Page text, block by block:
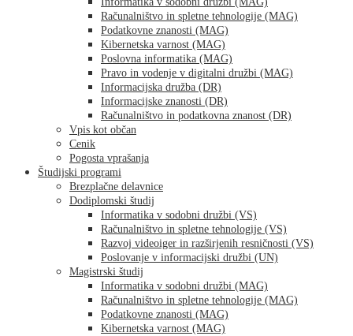
Računalništvo in spletne tehnologije (MAG)
Podatkovne znanosti (MAG)
Kibernetska varnost (MAG)
Poslovna informatika (MAG)
Pravo in vodenje v digitalni družbi (MAG)
Informacijska družba (DR)
Informacijske znanosti (DR)
Računalništvo in podatkovna znanost (DR)
Vpis kot občan
Cenik
Pogosta vprašanja
Študijski programi
Brezplačne delavnice
Dodiplomski študij
Informatika v sodobni družbi (VS)
Računalništvo in spletne tehnologije (VS)
Razvoj videoiger in razširjenih resničnosti (VS)
Poslovanje v informacijski družbi (UN)
Magistrski študij
Informatika v sodobni družbi (MAG)
Računalništvo in spletne tehnologije (MAG)
Podatkovne znanosti (MAG)
Kibernetska varnost (MAG)